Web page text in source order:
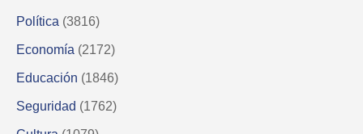
Política (3816)
Economía (2172)
Educación (1846)
Seguridad (1762)